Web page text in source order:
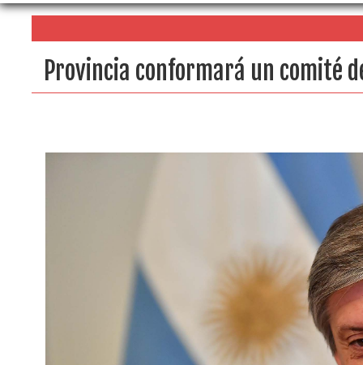
Provincia conformará un comité